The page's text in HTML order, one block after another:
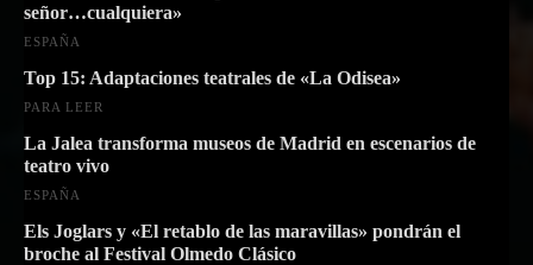
señor…cualquiera»
ESPAÑA
Top 15: Adaptaciones teatrales de «La Odisea»
PARA LEER
La Jalea transforma museos de Madrid en escenarios de
teatro vivo
ESPAÑA
Els Joglars y «El retablo de las maravillas» pondrán el
broche al Festival Olmedo Clásico